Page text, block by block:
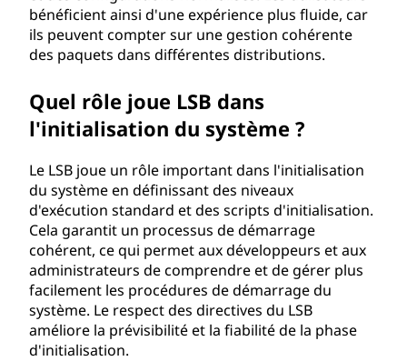
bénéficient ainsi d'une expérience plus fluide, car
ils peuvent compter sur une gestion cohérente
des paquets dans différentes distributions.
Quel rôle joue LSB dans
l'initialisation du système ?
Le LSB joue un rôle important dans l'initialisation
du système en définissant des niveaux
d'exécution standard et des scripts d'initialisation.
Cela garantit un processus de démarrage
cohérent, ce qui permet aux développeurs et aux
administrateurs de comprendre et de gérer plus
facilement les procédures de démarrage du
système. Le respect des directives du LSB
améliore la prévisibilité et la fiabilité de la phase
d'initialisation.